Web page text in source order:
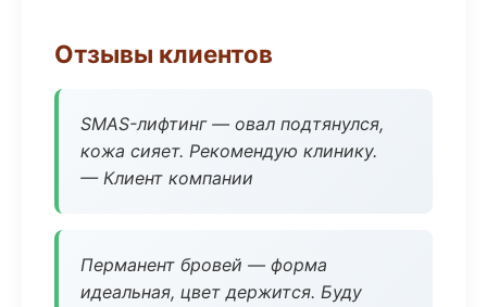
Отзывы клиентов
SMAS-лифтинг — овал подтянулся,
кожа сияет. Рекомендую клинику.
— Клиент компании
Перманент бровей — форма
идеальная, цвет держится. Буду